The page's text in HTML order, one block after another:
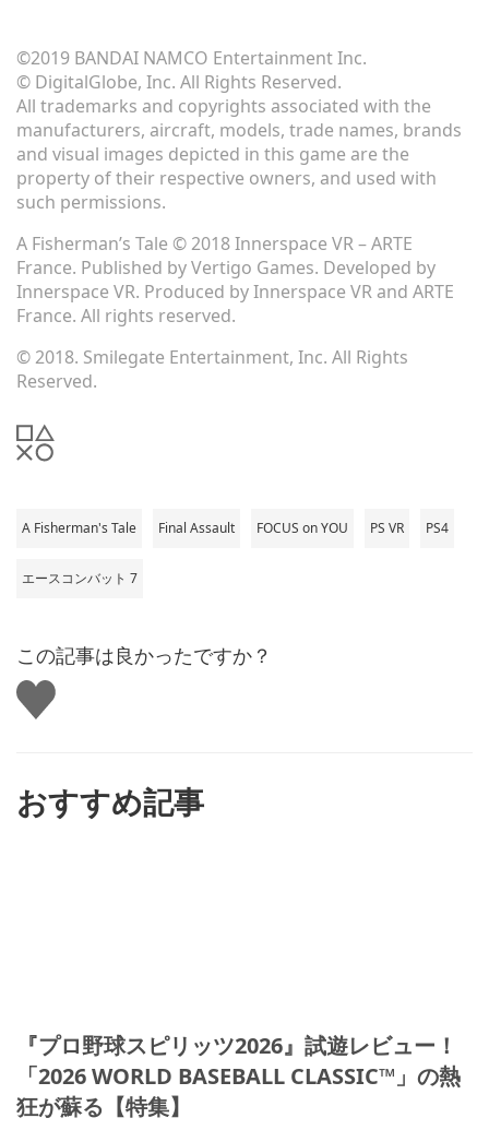
©2019 BANDAI NAMCO Entertainment Inc.
© DigitalGlobe, Inc. All Rights Reserved.
All trademarks and copyrights associated with the
manufacturers, aircraft, models, trade names, brands
and visual images depicted in this game are the
property of their respective owners, and used with
such permissions.
A Fisherman’s Tale © 2018 Innerspace VR – ARTE
France. Published by Vertigo Games. Developed by
Innerspace VR. Produced by Innerspace VR and ARTE
France. All rights reserved.
© 2018. Smilegate Entertainment, Inc. All Rights
Reserved.
A Fisherman's Tale Final Assault FOCUS on YOU PS VR PS4
エースコンバット 7
この記事は良かったですか？
い
い
おすすめ記事
『プロ野球スピリッツ2026』試遊レビュー！
「2026 WORLD BASEBALL CLASSIC™」の熱
狂が蘇る【特集】